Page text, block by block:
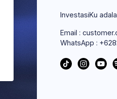
InvestasiKu
Email :
WhatsApp :